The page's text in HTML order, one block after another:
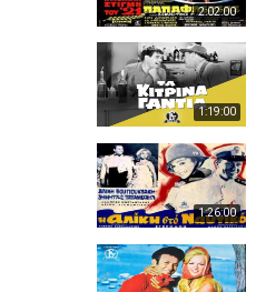
2:02:00
1:19:00
1:26:00